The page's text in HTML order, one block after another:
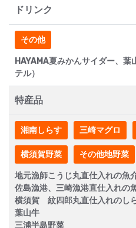
ドリンク
その他
HAYAMA夏みかんサイダー、
テル）
特産品
湘南しらす 三崎マグロ
横須賀野菜 その他地野菜
地元漁師こうじ丸直仕入れの魚
佐島漁港、三崎漁港直仕入れの
横須賀 紋四郎丸直仕入れのし
葉山牛
三浦半島野菜